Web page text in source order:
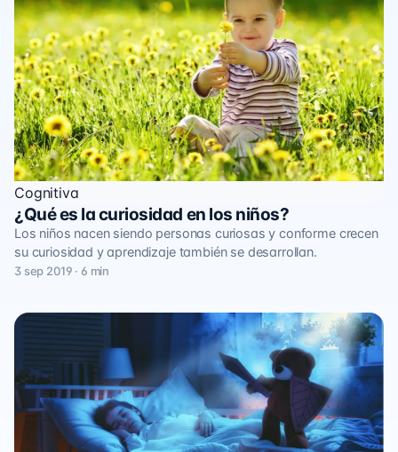
Cognitiva
¿Qué es la curiosidad en los niños?
Los niños nacen siendo personas curiosas y conforme crecen
su curiosidad y aprendizaje también se desarrollan.
3 sep 2019 · 6 min